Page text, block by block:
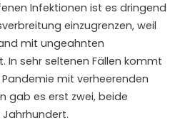
Infektionen ist es dringend
einzugrenzen, weil
mit ungeahnten
In sehr seltenen Fällen kommt
mit verheerenden
gab es erst zwei, beide